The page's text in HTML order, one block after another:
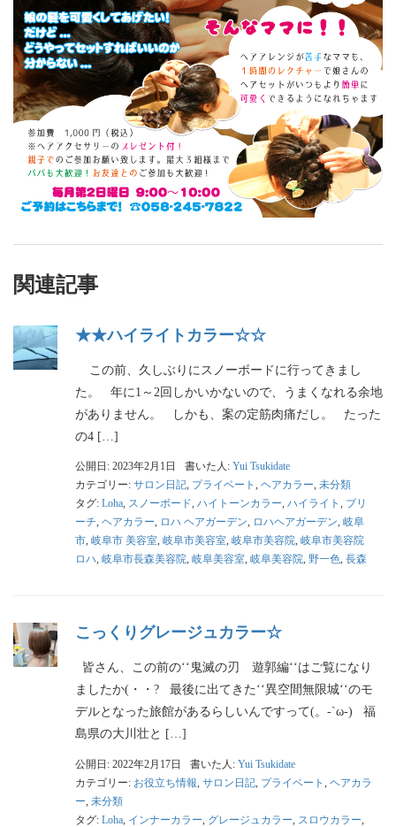
関連記事
★★ハイライトカラー☆☆
この前、久しぶりにスノーボードに行ってきまし
た。 年に1～2回しかいかないので、うまくなれる余地
がありません。 しかも、案の定筋肉痛だし。 たった
の4 […]
公開日: 2023年2月1日 書いた人: Yui Tsukidate
カテゴリー: サロン日記, プライベート , ヘアカラー, 未分類
タグ: Loha, スノーボード, ハイトーンカラー, ハイライト , ブリ
ーチ, ヘアカラー, ロハ ヘアガーデン, ロハヘアガーデン, 岐阜
市, 岐阜市 美容室, 岐阜市美容室, 岐阜市美容院, 岐阜市美容院
ロハ, 岐阜市長森美容院, 岐阜美容室, 岐阜美容院, 野一色, 長森
こっくりグレージュカラー☆
皆さん、この前の‘‘鬼滅の刃 遊郭編‘‘はご覧になり
ましたか(・・? 最後に出てきた‘‘異空間無限城‘‘のモ
デルとなった旅館があるらしいんですって(。-`ω-) 福
島県の大川壮と […]
公開日: 2022年2月17日 書いた人: Yui Tsukidate
カテゴリー: お役立ち情報 サロン日記 プライベート
ヘアカラ
ー 未分類
タグ: Loha インナーカラー グレージュカラー スロウカラー